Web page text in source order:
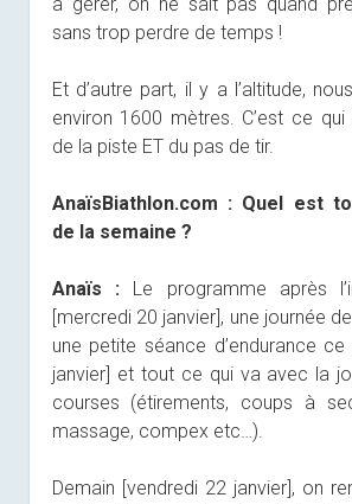
sans trop perdre de temps !
Et d’autre part, il y a l’altitude,
environ 1600 mètres. C’est ce
de la piste ET du pas de tir.
AnaïsBiathlon.com : Quel est
de la semaine ?
Anaïs : Le programme après
[mercredi 20 janvier], une journée
une petite séance d’endurance ce
janvier] et tout ce qui va avec la
courses (étirements, coups à
massage, compex etc…).
Demain [vendredi 22 janvier], on